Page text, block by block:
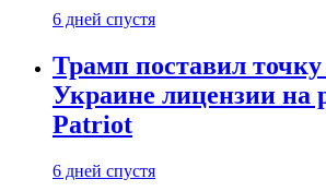
6 дней спустя
Трамп поставил точку
Украине лицензии на
Patriot
6 дней спустя